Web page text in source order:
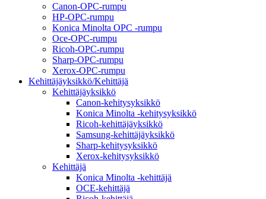
Canon-OPC-rumpu
HP-OPC-rumpu
Konica Minolta OPC -rumpu
Oce-OPC-rumpu
Ricoh-OPC-rumpu
Sharp-OPC-rumpu
Xerox-OPC-rumpu
Kehittäjäyksikkö/Kehittäjä
Kehittäjäyksikkö
Canon-kehitysyksikkö
Konica Minolta -kehitysyksikkö
Ricoh-kehittäjäyksikkö
Samsung-kehittäjäyksikkö
Sharp-kehitysyksikkö
Xerox-kehitysyksikkö
Kehittäjä
Konica Minolta -kehittäjä
OCE-kehittäjä